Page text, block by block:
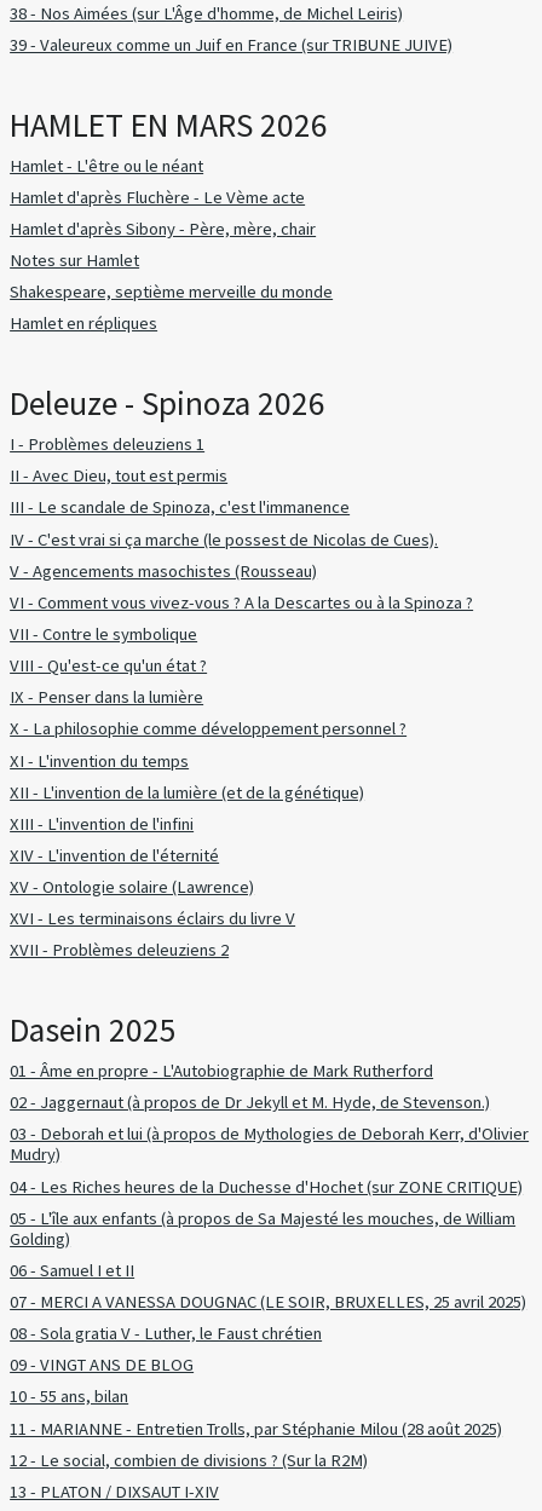
38 - Nos Aimées (sur L'Âge d'homme, de Michel Leiris)
39 - Valeureux comme un Juif en France (sur TRIBUNE JUIVE)
HAMLET EN MARS 2026
Hamlet - L'être ou le néant
Hamlet d'après Fluchère - Le Vème acte
Hamlet d'après Sibony - Père, mère, chair
Notes sur Hamlet
Shakespeare, septième merveille du monde
Hamlet en répliques
Deleuze - Spinoza 2026
I - Problèmes deleuziens 1
II - Avec Dieu, tout est permis
III - Le scandale de Spinoza, c'est l'immanence
IV - C'est vrai si ça marche (le possest de Nicolas de Cues).
V - Agencements masochistes (Rousseau)
VI - Comment vous vivez-vous ? A la Descartes ou à la Spinoza ?
VII - Contre le symbolique
VIII - Qu'est-ce qu'un état ?
IX - Penser dans la lumière
X - La philosophie comme développement personnel ?
XI - L'invention du temps
XII - L'invention de la lumière (et de la génétique)
XIII - L'invention de l'infini
XIV - L'invention de l'éternité
XV - Ontologie solaire (Lawrence)
XVI - Les terminaisons éclairs du livre V
XVII - Problèmes deleuziens 2
Dasein 2025
01 - Âme en propre - L'Autobiographie de Mark Rutherford
02 - Jaggernaut (à propos de Dr Jekyll et M. Hyde, de Stevenson.)
03 - Deborah et lui (à propos de Mythologies de Deborah Kerr, d'Olivier
Mudry)
04 - Les Riches heures de la Duchesse d'Hochet (sur ZONE CRITIQUE)
05 - L'île aux enfants (à propos de Sa Majesté les mouches, de William
Golding)
06 - Samuel I et II
07 - MERCI A VANESSA DOUGNAC (LE SOIR, BRUXELLES, 25 avril 2025)
08 - Sola gratia V - Luther, le Faust chrétien
09 - VINGT ANS DE BLOG
10 - 55 ans, bilan
11 - MARIANNE - Entretien Trolls, par Stéphanie Milou (28 août 2025)
12 - Le social, combien de divisions ? (Sur la R2M)
13 - PLATON / DIXSAUT I-XIV